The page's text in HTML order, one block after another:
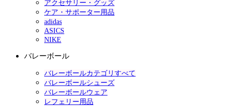
アクセサリー・グッズ
ケア・サポーター用品
adidas
ASICS
NIKE
バレーボール
バレーボールカテゴリすべて
バレーボールシューズ
バレーボールウェア
レフェリー用品